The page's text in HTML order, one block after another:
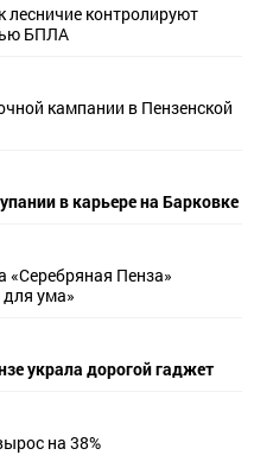
лесничие контролируют
БПЛА
кампании в Пензенской
в карьере на Барковке
«Серебряная Пенза»
ума»
украла дорогой гаджет
на 38%